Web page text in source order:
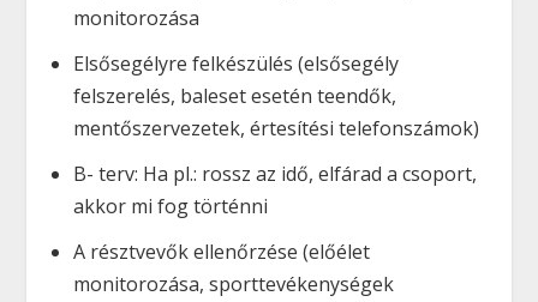
monitorozása
Elsősegélyre felkészülés (elsősegély
felszerelés, baleset esetén teendők,
mentőszervezetek, értesítési telefonszámok)
B- terv: Ha pl.: rossz az idő, elfárad a csoport,
akkor mi fog történni
A résztvevők ellenőrzése (előélet
monitorozása, sporttevékenységek